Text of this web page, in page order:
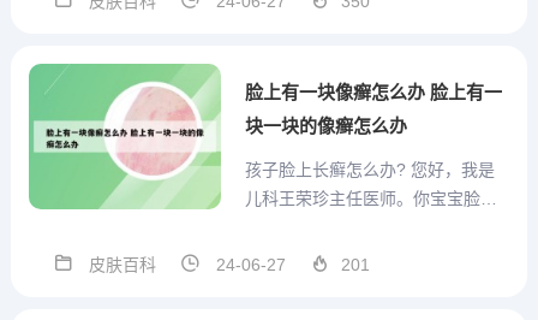
的排出，因此食用荠菜有清热利尿
脸上有一块像癣怎么办 脸上有一
块一块的像癣怎么办
孩子脸上长癣怎么办? 您好，我是
儿科王荣珍主任医师。你宝宝脸上
糙，边缘清楚的一块块的小白斑，
皮肤百科 24-06-27 201